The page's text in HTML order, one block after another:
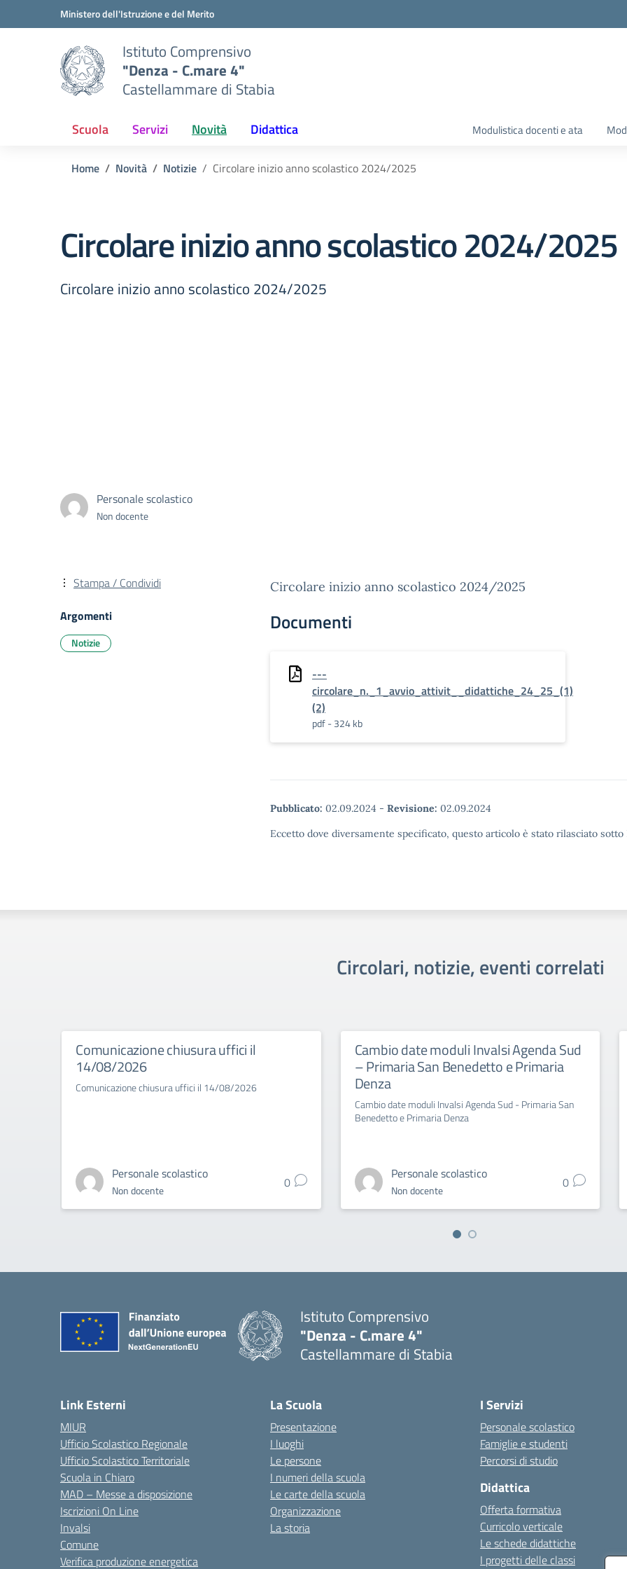
Vai ai contenuti
Vai al menu di navigazioneMinistero dell'Istruzione e del Merito
Istituto Comprensivo
"Denza - C.mare 4"
Castellammare di Stabia
Scuola Servizi Novità Didattica Modulistica docenti e ata
Home Novità Notizie Circolare inizio anno scolastico 2024/2025
Circolare inizio anno scolastico 2024/2025
Circolare inizio anno scolastico 2024/2025
Personale scolastico
Non docente
Circolare inizio anno scolastico 2024/2025
Documenti
---
circolare_n._1_avvio_attivit__didattiche_24_25_(1)
(2)
pdf - 324 kb
Pubblicato: 02.09.2024 - Revisione: 02.09.2024
Eccetto dove diversamente specificato, questo articolo è stato rilasciato
Stampa / Condividi
Argomenti
Notizie
Circolari, notizie, eventi correlati
Comunicazione chiusura uffici il
14/08/2026
Comunicazione chiusura uffici il 14/08/2026
Personale scolastico
Non docente 0
Cambio date moduli Invalsi Agenda Sud
– Primaria San Benedetto e Primaria
Denza
Cambio date moduli Invalsi Agenda Sud - Primaria San
Benedetto e Primaria Denza
Personale scolastico
Non docente 0
Istituto Comprensivo
"Denza - C.mare 4"
Castellammare di Stabia
Link Esterni
MIUR
Ufficio Scolastico Regionale
Ufficio Scolastico Territoriale
Scuola in Chiaro
MAD – Messe a disposizione
Iscrizioni On Line
Invalsi
Comune
Verifica produzione energetica
La Scuola
Presentazione
I luoghi
Le persone
I numeri della scuola
Le carte della scuola
Organizzazione
La storia
I Servizi
Personale scolastico
Famiglie e studenti
Percorsi di studio
Didattica
Offerta formativa
Curricolo verticale
Le schede didattiche
I progetti delle classi